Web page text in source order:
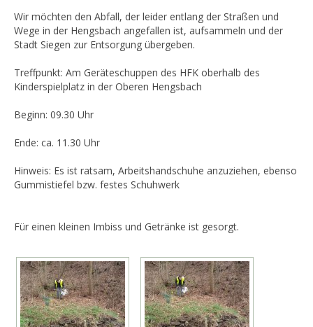
Wir möchten den Abfall, der leider entlang der Straßen und
Wege in der Hengsbach angefallen ist, aufsammeln und der
Stadt Siegen zur Entsorgung übergeben.
Treffpunkt: Am Geräteschuppen des HFK oberhalb des
Kinderspielplatz in der Oberen Hengsbach
Beginn: 09.30 Uhr
Ende: ca. 11.30 Uhr
Hinweis: Es ist ratsam, Arbeitshandschuhe anzuziehen, ebenso
Gummistiefel bzw. festes Schuhwerk
Für einen kleinen Imbiss und Getränke ist gesorgt.